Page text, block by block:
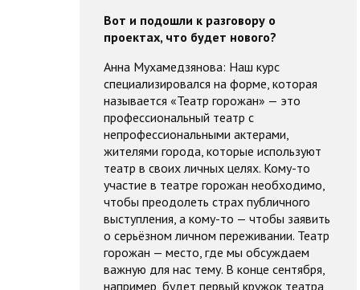
Вот и подошли к разговору о
проектах, что будет нового?
Анна Мухамедзянова: Наш курс
специализировался на форме, которая
называется «Театр горожан» — это
профессиональный театр с
непрофессиональными актерами,
жителями города, которые используют
театр в своих личных целях. Кому-то
участие в театре горожан необходимо,
чтобы преодолеть страх публичного
выступления, а кому-то — чтобы заявить
о серьёзном личном переживании. Театр
горожан — место, где мы обсуждаем
важную для нас тему. В конце сентября,
например, будет первый кружок театра